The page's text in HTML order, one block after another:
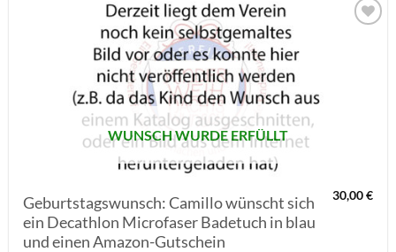
WUNSCH WURDE ERFÜLLT
Geburtstagswunsch: Camillo wünscht sich
ein Decathlon Microfaser Badetuch in blau
und einen Amazon-Gutschein
30,00€